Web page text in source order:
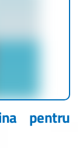
pentru